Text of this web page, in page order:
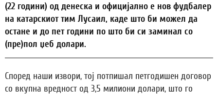
(22 години) од денеска и официјално е нов фудбалер
на катарскиот тим Лусаил, каде што би можел да
остане и до пет години по што би си заминал со
(пре)пол џеб долари.
Според наши извори, тој потпишал петгодишен договор
со вкупна вредност од 3,5 милиони долари, што го